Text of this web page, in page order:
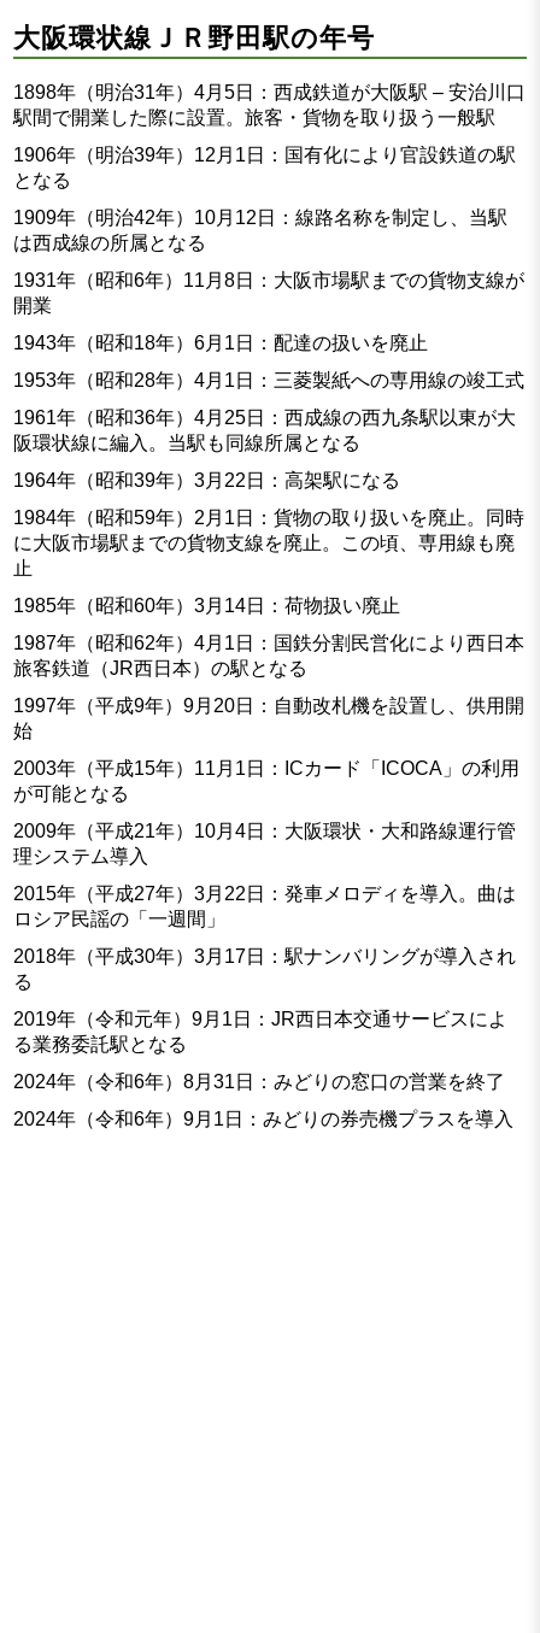
大阪環状線ＪＲ野田駅の年号
1898年（明治31年）4月5日：西成鉄道が大阪駅 – 安治川口
駅間で開業した際に設置。旅客・貨物を取り扱う一般駅
1906年（明治39年）12月1日：国有化により官設鉄道の駅
となる
1909年（明治42年）10月12日：線路名称を制定し、当駅
は西成線の所属となる
1931年（昭和6年）11月8日：大阪市場駅までの貨物支線が
開業
1943年（昭和18年）6月1日：配達の扱いを廃止
1953年（昭和28年）4月1日：三菱製紙への専用線の竣工式
1961年（昭和36年）4月25日：西成線の西九条駅以東が大
阪環状線に編入。当駅も同線所属となる
1964年（昭和39年）3月22日：高架駅になる
1984年（昭和59年）2月1日：貨物の取り扱いを廃止。同時
に大阪市場駅までの貨物支線を廃止。この頃、専用線も廃
止
1985年（昭和60年）3月14日：荷物扱い廃止
1987年（昭和62年）4月1日：国鉄分割民営化により西日本
旅客鉄道（JR西日本）の駅となる
1997年（平成9年）9月20日：自動改札機を設置し、供用開
始
2003年（平成15年）11月1日：ICカード「ICOCA」の利用
が可能となる
2009年（平成21年）10月4日：大阪環状・大和路線運行管
理システム導入
2015年（平成27年）3月22日：発車メロディを導入。曲は
ロシア民謡の「一週間」
2018年（平成30年）3月17日：駅ナンバリングが導入され
る
2019年（令和元年）9月1日：JR西日本交通サービスによ
る業務委託駅となる
2024年（令和6年）8月31日：みどりの窓口の営業を終了
2024年（令和6年）9月1日：みどりの券売機プラスを導入